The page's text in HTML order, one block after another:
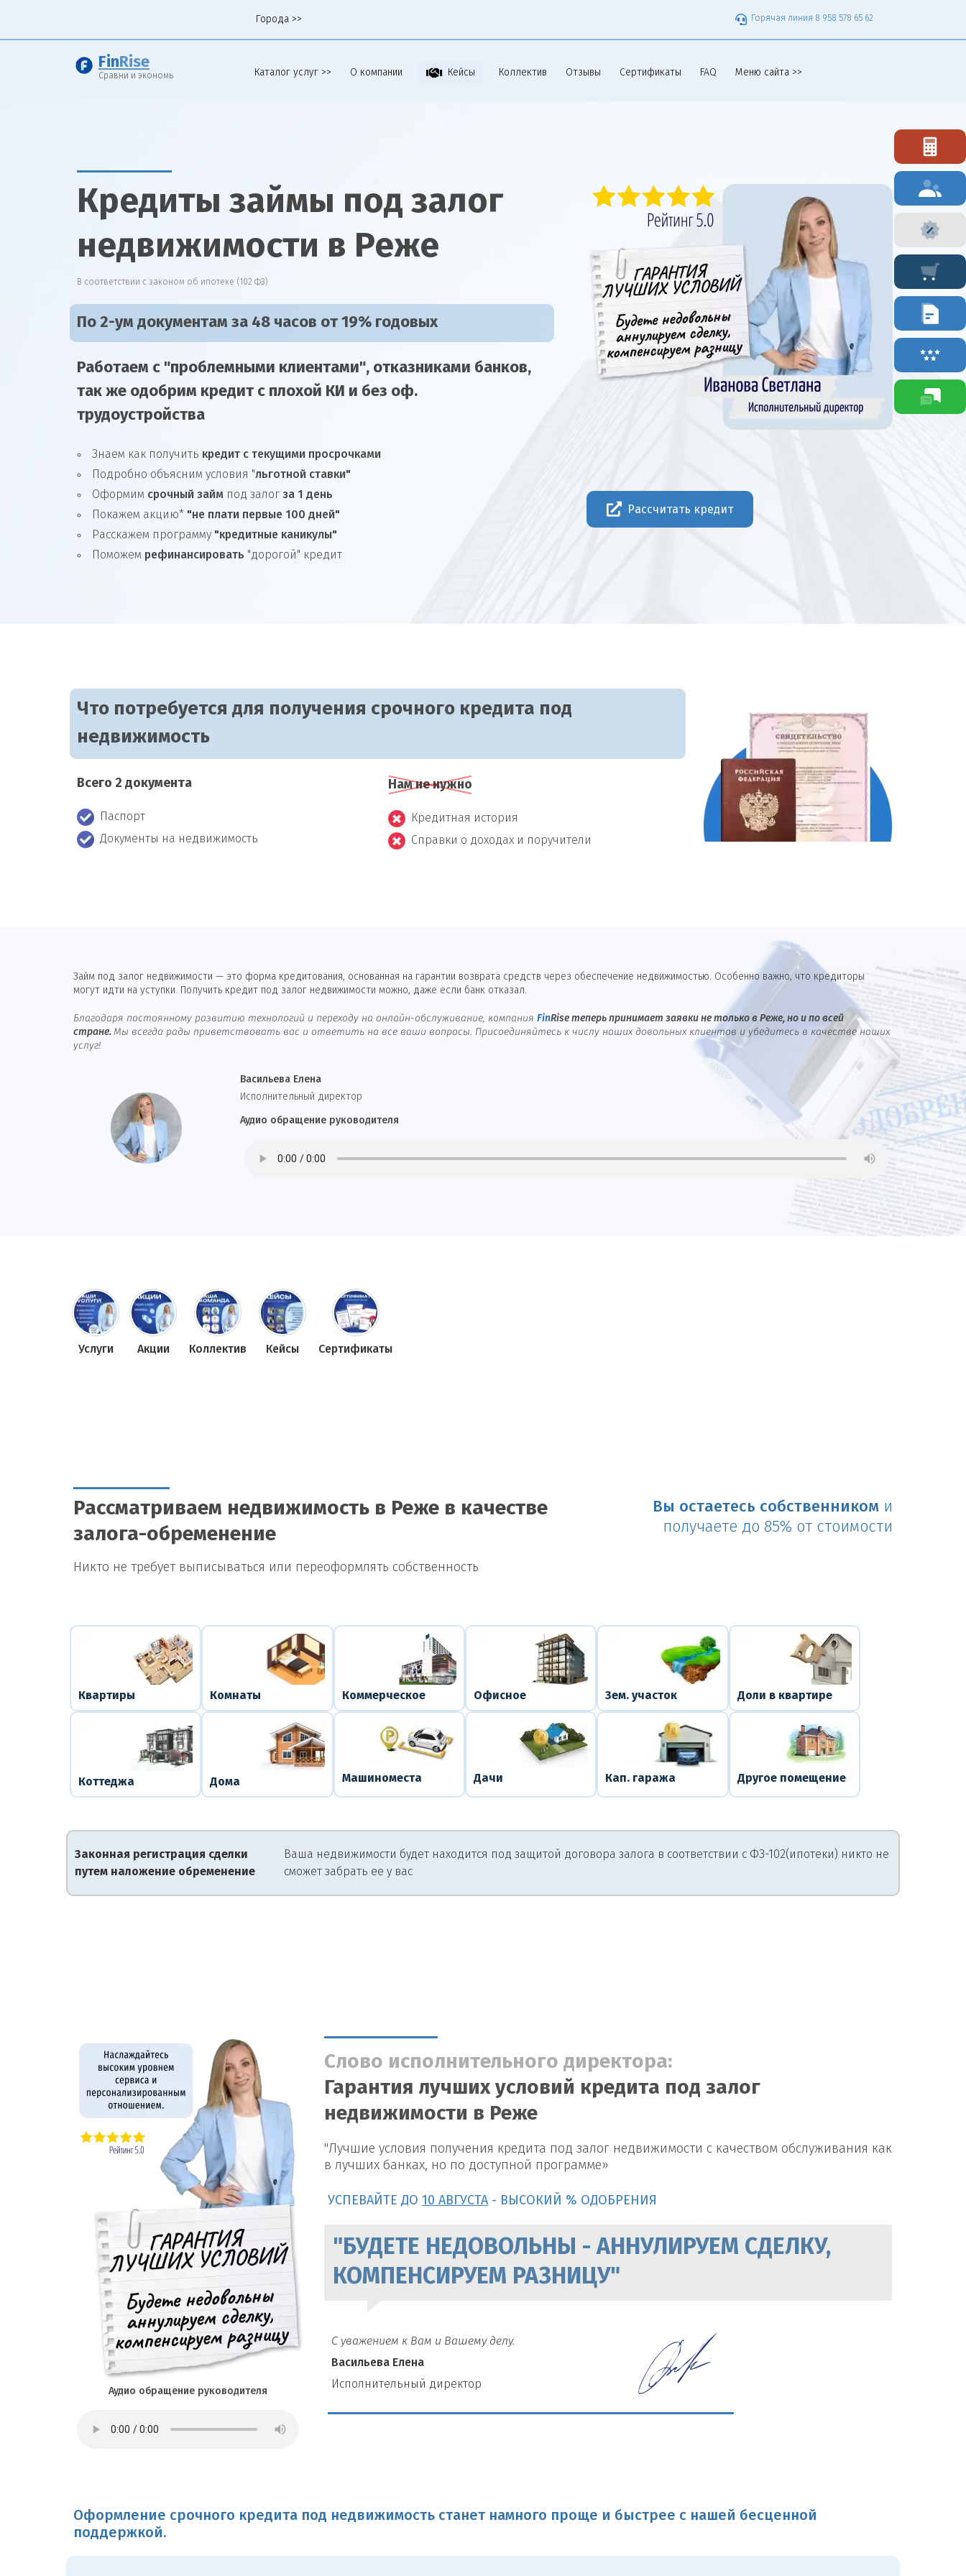
Города >> Горячая линия 8 958 578 65 62
Fin Rise
Сравни и экономь Каталог услуг >> О компании Кейсы Коллектив Отзывы Сертификаты FAQ Меню сайта >>
Кредиты займы под залог
недвижимости в Реже
В соответствии с законом об ипотеке (102 ФЗ)
По 2-ум документам за 48 часов от 19% годовых
Работаем с "проблемными клиентами", отказниками банков,
так же одобрим кредит с плохой КИ и без оф.
трудоустройства
Знаем как получить кредит с текущими просрочками
Подробно объясним условия "льготной ставки"
Оформим срочный займ под залог за 1 день
Покажем акцию* "не плати первые 100 дней"
Расскажем программу "кредитные каникулы"
Поможем рефинансировать "дорогой" кредит
Рассчитать кредит
Что потребуется для получения срочного кредита под
недвижимость
Всего 2 документа
Паспорт
Документы на недвижимость
Нам не нужно
Кредитная история
Справки о доходах и поручители
Займ под залог недвижимости — это форма кредитования, основанная на гарантии возврата средств через обеспечение недвижимостью. Особенно важно, что кредиторы
могут идти на уступки. Получить кредит под залог недвижимости можно, даже если банк отказал.
Благодаря постоянному развитию технологий и переходу на онлайн-обслуживание, компания FinRise теперь принимает заявки не только в Реже, но и по всей
стране. Мы всегда рады приветствовать вас и ответить на все ваши вопросы. Присоединяйтесь к числу наших довольных клиентов и убедитесь в качестве наших
услуг!
Васильева Елена
И сполнительный директор
Аудио обращение руководителя
Услуги Акции Коллектив Кейсы Сертификаты
Рассматриваем недвижимость в Реже в качестве
залога-обременение
Вы остаетесь собственником и
получаете до 85% от стоимости
Никто не требует выписываться или переоформлять собственность
Квартиры Комнаты Коммерческое Офисное Зем. участок Доли в квартире
Коттеджа Дома Машиноместа Дачи Кап. гаража Другое помещение
Законная регистрация сделки
путем наложение обременение
Ваша недвижимости будет находится под защитой договора залога в соответствии с ФЗ-102(ипотеки) никто не
сможет забрать ее у вас
Аудио обращение руководителя
Слово исполнительного директора:
Гарантия лучших условий кредита под залог
недвижимости в Реже
"Лучшие условия получения кредита под залог недвижимости с качеством обслуживания как
в лучших банках, но по доступной программе»
УСПЕВАЙТЕ ДО 10 АВГУСТА - ВЫСОКИЙ % ОДОБРЕНИЯ
"БУДЕТЕ НЕДОВОЛЬНЫ - АННУЛИРУЕМ СДЕЛКУ,
КОМПЕНСИРУЕМ РАЗНИЦУ"
С уважением к Вам и Вашему делу.
Васильева Елена
И сполнительный директор
Оформление срочного кредита под недвижимость станет намного проще и быстрее с нашей бесценной
поддержкой.